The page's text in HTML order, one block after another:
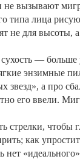
не вызывают
типа лица
не для
сухость —
энзимные
а про
его ввели.
стрелки,
как